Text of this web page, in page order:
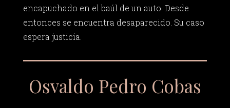
encapuchado en el baúl de un auto. Desde
entonces se encuentra desaparecido. Su caso
espera justicia.
Osvaldo Pedro Cobas